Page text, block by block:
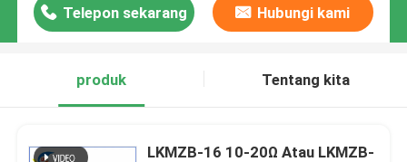
Telepon sekarang Hubungi kami
produk Tentang kita
LKMZB-16 10-20Ω Atau LKMZB-